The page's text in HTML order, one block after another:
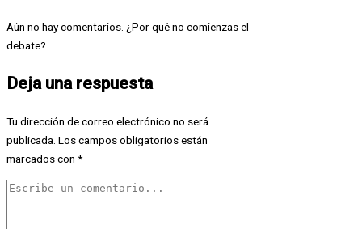
Aún no hay comentarios. ¿Por qué no comienzas el
debate?
Deja una respuesta
Tu dirección de correo electrónico no será
publicada. Los campos obligatorios están
marcados con *